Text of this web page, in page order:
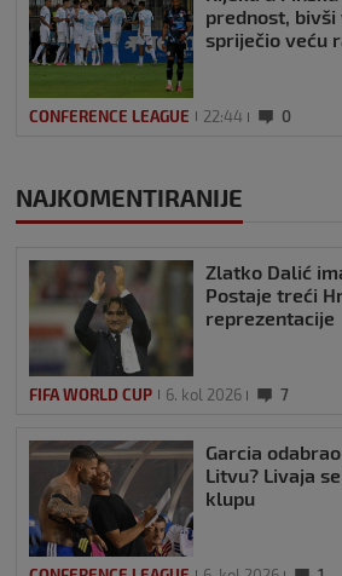
prednost,
spriječio veću
CONFERENCE LEAGUE 22:44 0
NAJKOMENTIRANIJE
Zlatko Dalić
Postaje treći
reprezentacije
FIFA WORLD CUP 6. kol 2026 7
Garcia
Litvu? Livaja
klupu